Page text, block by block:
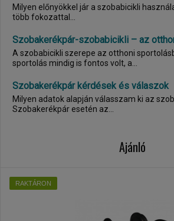
Milyen előnyökkel jár a szobabicikli használata? A
több fokozattal...
Szobakerékpár-szobabicikli – az
A szobabicikli szerepe az otthoni sportolásban Az
sportolás mindig is fontos volt, a...
Szobakerékpár kérdések és válaszok
Milyen adatok alapján válasszam ki az
Szobakerékpár esetén az...
Ajánló
RAKTÁRON